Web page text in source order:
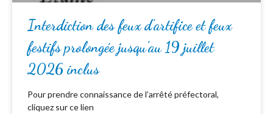
Interdiction des feux d’artifice et feux
festifs prolongée jusqu’au 19 juillet
2026 inclus
Pour prendre connaissance de l’arrêté préfectoral,
cliquez sur ce lien